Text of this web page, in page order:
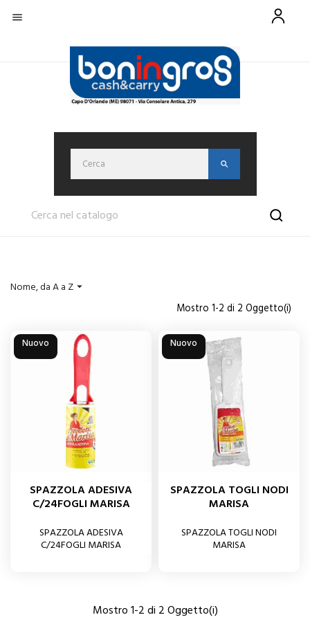

Nome, da A a Z 
Mostro 1-2 di 2 Oggetto(i)
Nuovo
SPAZZOLA ADESIVA
C/24FOGLI MARISA
SPAZZOLA ADESIVA
C/24FOGLI MARISA
Nuovo
SPAZZOLA TOGLI NODI
MARISA
SPAZZOLA TOGLI NODI
MARISA
Mostro 1-2 di 2 Oggetto(i)